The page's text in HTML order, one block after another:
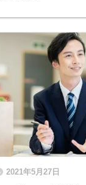
2021年5月27日